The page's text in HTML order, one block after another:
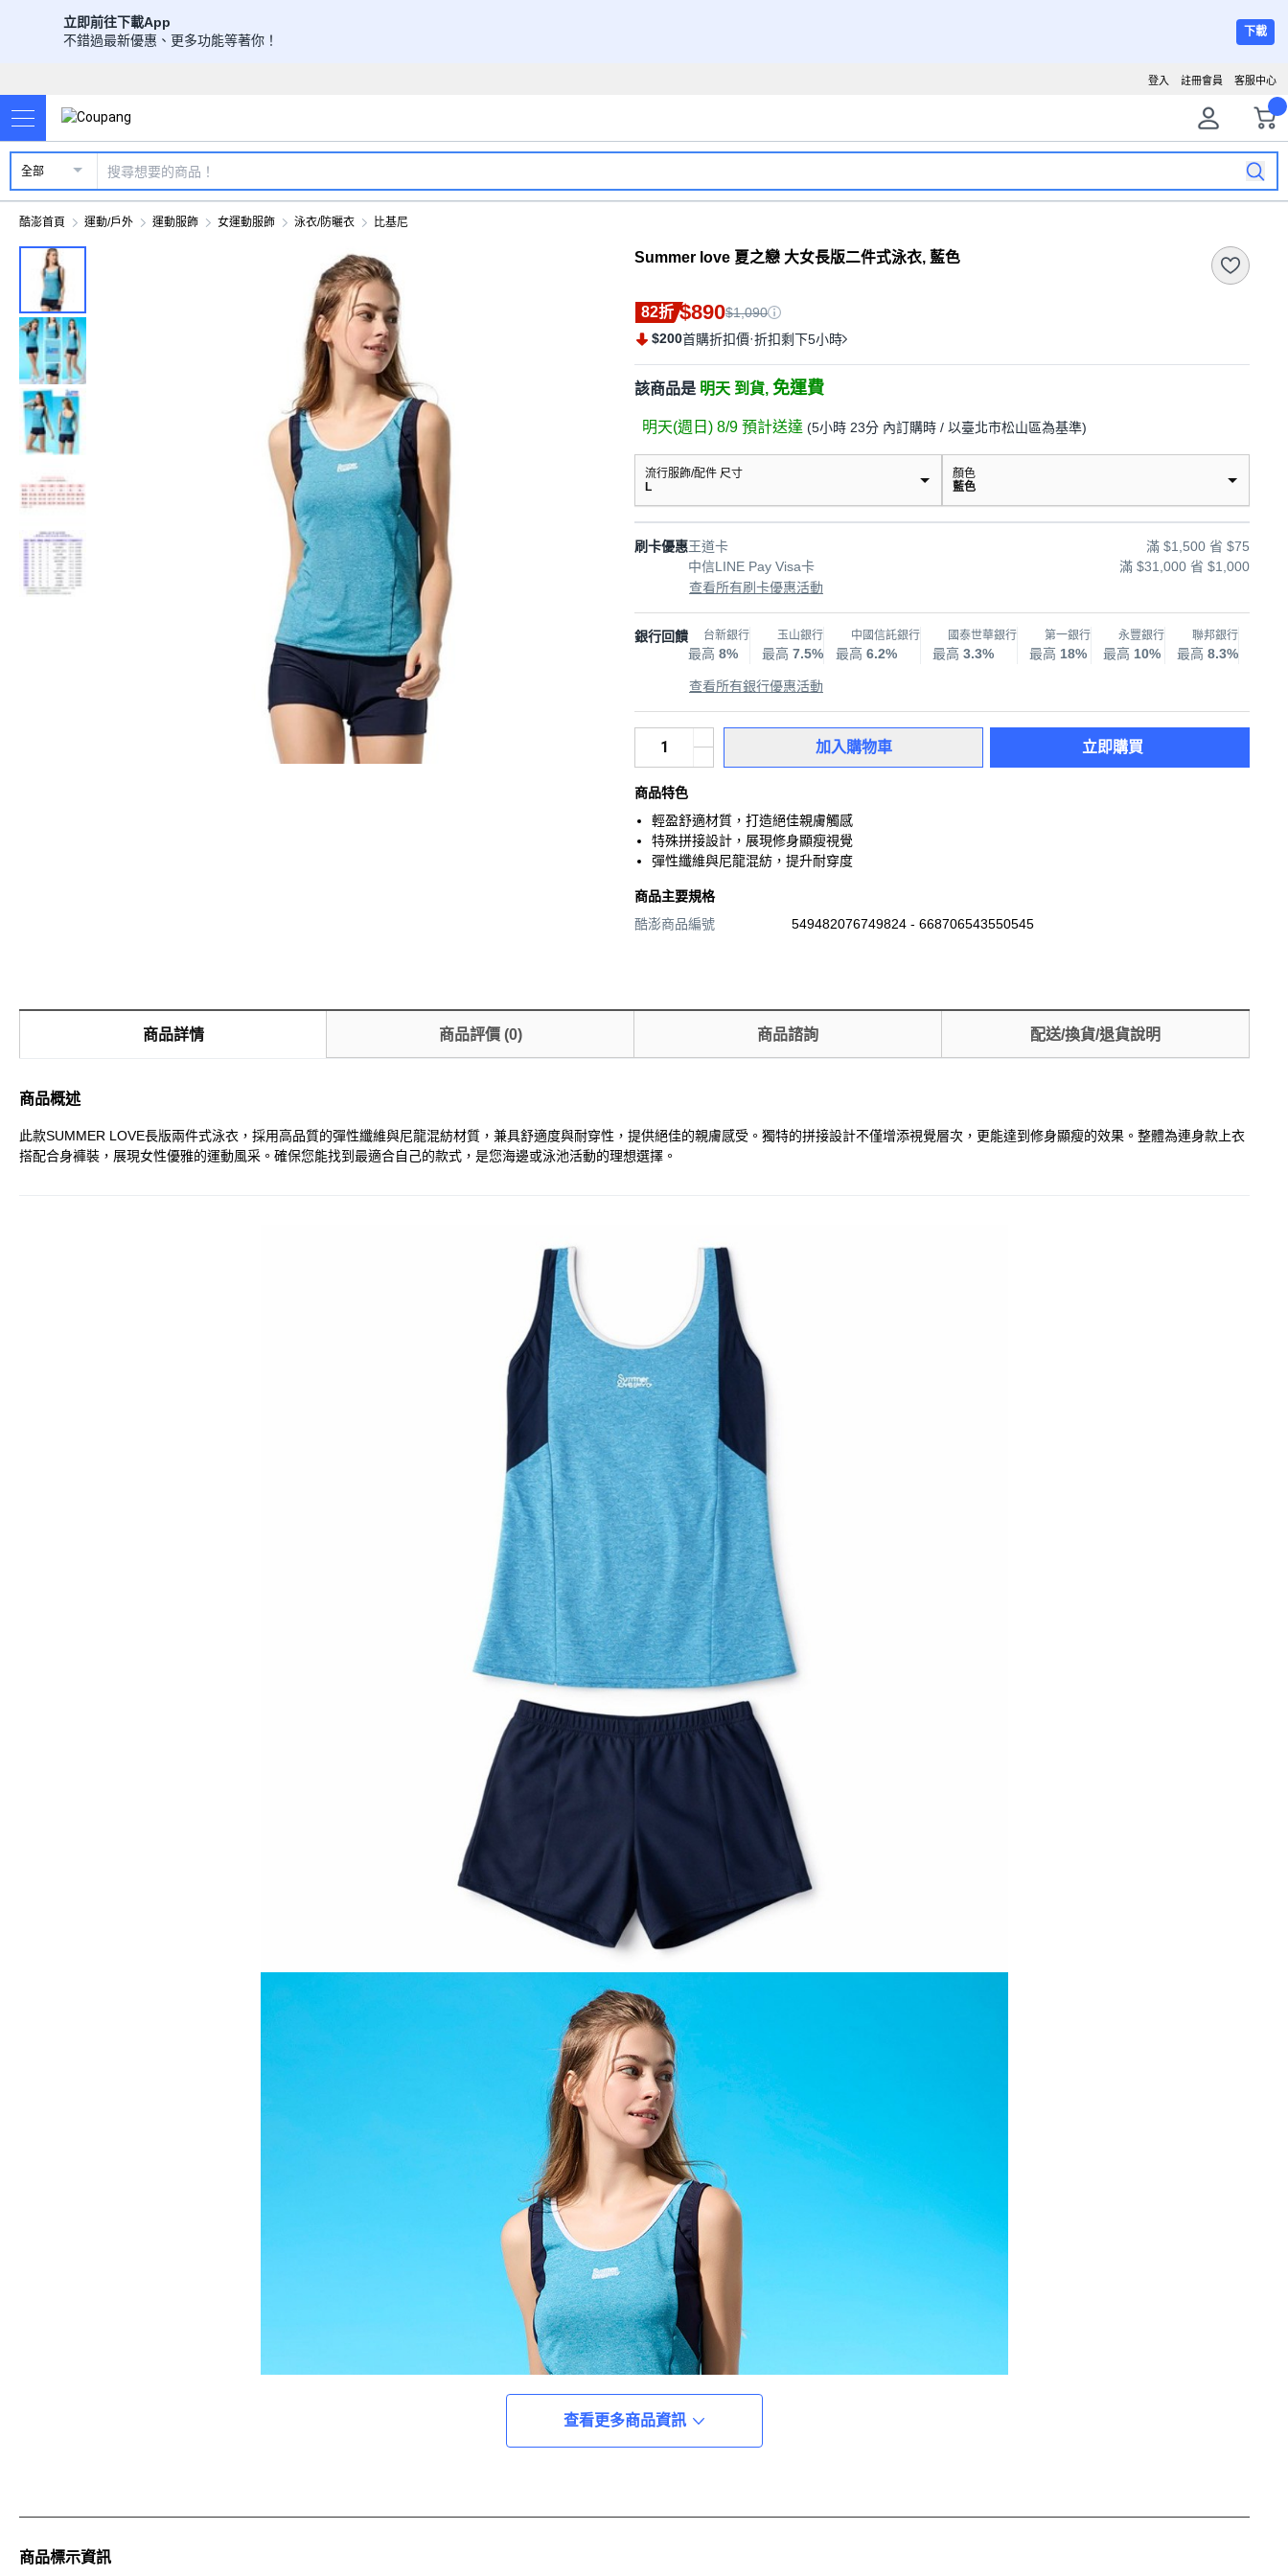
立即前往下載App
不錯過最新優惠、更多功能等著你！
下載
客服中心
註冊會員
登入
全部
酷澎首頁 運動/戶外 運動服飾 女運動服飾 泳衣/防曬衣 比基尼
Summer love 夏之戀 大女長版二件式泳衣, 藍色
82折 $890$1,090
$200首購折扣價·折扣剩下5小時
該商品是 明天 到貨, 免運費
明天(週日) 8/9 預計送達 (5小時 23分 內訂購時 / 以臺北市松山區為基準)
流行服飾/配件 尺寸
L
顏色
藍色
刷卡優惠王道卡
滿 $1,500 省 $75
中信LINE Pay Visa卡
滿 $31,000 省 $1,000
查看所有刷卡優惠活動
銀行回饋 台新銀行
最高 8%
玉山銀行
最高 7.5%
中國信託銀行
最高 6.2%
國泰世華銀行
最高 3.3%
第一銀行
最高 18%
永豐銀行
最高 10%
聯邦銀行
最高 8.3%
查看所有銀行優惠活動
加入購物車 立即購買
商品特色
輕盈舒適材質，打造絕佳親膚觸感
特殊拼接設計，展現修身顯瘦視覺
彈性纖維與尼龍混紡，提升耐穿度
商品主要規格
酷澎商品編號
549482076749824 - 668706543550545
商品詳情 商品評價(0) 商品諮詢 配送/換貨/退貨說明
商品概述
此款SUMMER LOVE長版兩件式泳衣，採用高品質的彈性纖維與尼龍混紡材質，兼具舒適度與耐穿性，提供絕佳的親膚感受。獨特的拼接設計不僅增添視覺層次，更能達到修身顯瘦的效果。整體為連身款上衣
搭配合身褲裝，展現女性優雅的運動風采。確保您能找到最適合自己的款式，是您海邊或泳池活動的理想選擇。
查看更多商品資訊
商品標示資訊